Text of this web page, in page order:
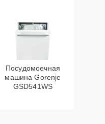
Посудомоечная
машина Gorenje
GSD541WS